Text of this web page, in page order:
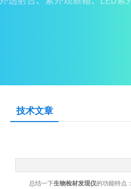
技术文章
总结一下生物检材发现仪的功能特点：